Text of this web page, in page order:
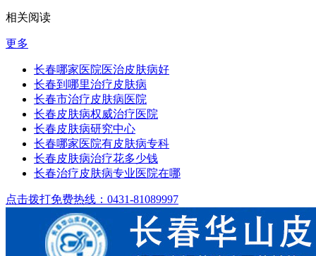
相关阅读
更多
长春哪家医院医治皮肤病好
长春到哪里治疗皮肤病
长春市治疗皮肤病医院
长春皮肤病权威治疗医院
长春皮肤病研究中心
长春哪家医院有皮肤病专科
长春皮肤病治疗花多少钱
长春治疗皮肤病专业医院在哪
点击拨打免费热线：0431-81089997